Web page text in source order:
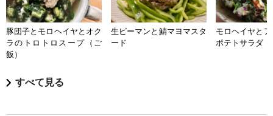
豚団子とモロヘイヤとオク
ラのトロトロスープ（ご
飯）
生ピーマンと鯖マヨマスタ
ード
モロヘイヤと
ポテトサラダ
すべて見る